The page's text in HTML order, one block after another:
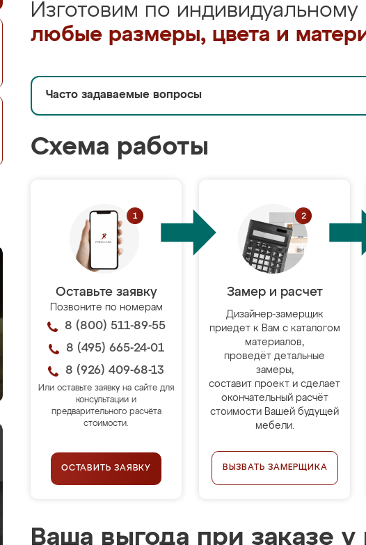
Изготовим по индивидуальному
любые размеры, цвета и
Часто задаваемые вопросы
Схема работы
Оставьте заявку
Позвоните по номерам
8 (800) 511-89-55
8 (495) 665-24-01
8 (926) 409-68-13
Или оставьте заявку на сайте для
консультации и
предварительного расчёта
стоимости.
ОСТАВИТЬ ЗАЯВКУ
Замер и расчет
Дизайнер-замерщик
приедет к Вам с каталогом
материалов,
проведёт детальные
замеры,
составит проект и сделает
окончательный расчёт
стоимости Вашей будущей
мебели.
ВЫЗВАТЬ ЗАМЕРЩИКА
Ваша выгода при заказе у